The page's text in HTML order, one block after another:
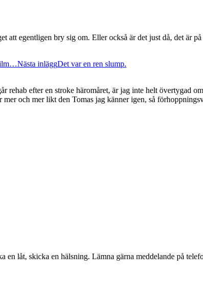
att egentligen bry sig om. Eller också är det just då, det är
Nästa inläggDet var en ren slump.
rehab efter en stroke häromåret, är jag inte helt övertygad
och mer likt den Tomas jag känner igen, så
låt, skicka en hälsning. Lämna gärna meddelande på